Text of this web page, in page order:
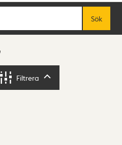
Sök
Filtrera